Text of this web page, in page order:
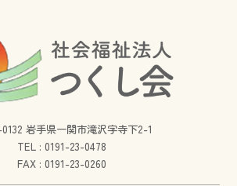
岩手県一関市滝沢字寺下2-1
TEL : 0191-23-0478
FAX : 0191-23-0260